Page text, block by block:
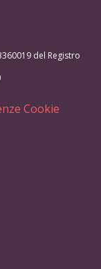
del Registro
Cookie